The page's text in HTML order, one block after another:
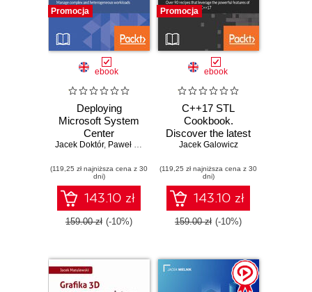
Promocja
ebook
Deploying
Microsoft System
Center
Configuration
complex and
heterogeneous
workloads with
ConfigMgr 1706
Jacek Doktór, Paweł Jarosz
(119,25 zł najniższa cena z 30
dni)
143.10 zł
159.00 zł (-10%)
Promocja
ebook
C++17 STL
Cookbook.
Discover the latest
enhancements to
programming and
lambda
expressions
Jacek Galowicz
(119,25 zł najniższa cena z 30
dni)
143.10 zł
159.00 zł (-10%)